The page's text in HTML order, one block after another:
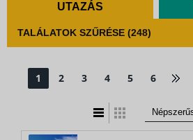
UTAZÁS
TALÁLATOK SZŰRÉSE (248)
1 2 3 4 5 6